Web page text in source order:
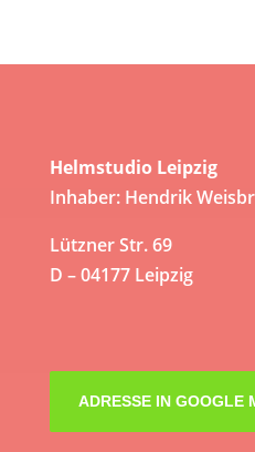
Helmstudio Leipzig
Inhaber: Hendrik
Lützner Str. 69
D – 04177 Leipzig
ADRESSE IN GOOGLE